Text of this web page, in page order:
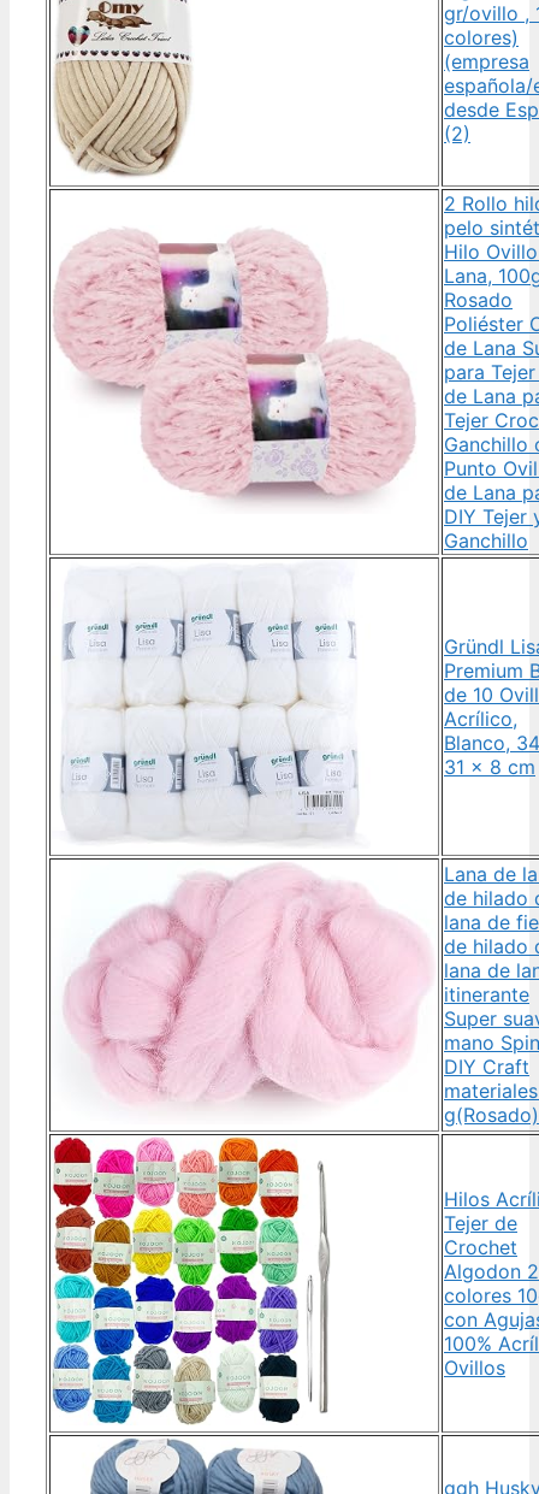
gr/ovillo ,
colores)
(empresa
española/
desde
(2)
2 Rollo
pelo
Hilo
Lana,
Rosado
Poliéster
de Lana
para
de Lana
Tejer
Ganchillo
Punto
de Lana
DIY Tejer
Ganchillo
Gründl
Premium
de 10
Acrílico,
Blanco,
31 x 8 cm
Lana de
de hilado
lana de
de hilado
lana de
itinerante
Super
mano
DIY Craft
g(Rosado)
Hilos
Tejer de
Crochet
Algodon
colores
con
100%
Ovillos
ggh